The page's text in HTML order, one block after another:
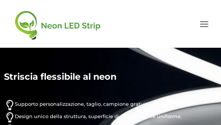
Striscia flessibile al neon
Supporto personalizzazione, taglio, campione gratuito.
Design unico della struttura, superficie di illuminazione uniforme.